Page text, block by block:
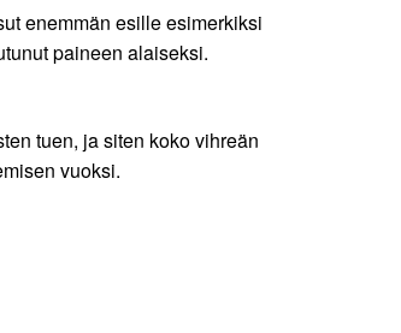
enemmän esille esimerkiksi
paineen alaiseksi.
tuen, ja siten koko vihreän
vuoksi.